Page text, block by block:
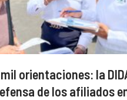
orientaciones: la
de los afiliados